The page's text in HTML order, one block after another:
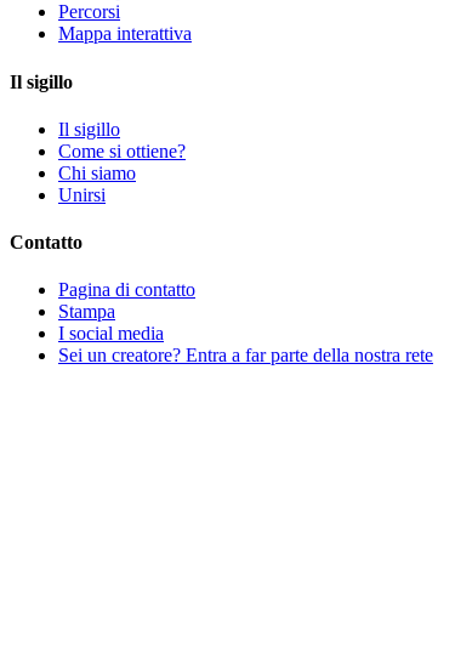
Percorsi
Mappa interattiva
Il sigillo
Il sigillo
Come si ottiene?
Chi siamo
Unirsi
Contatto
Pagina di contatto
Stampa
I social media
Sei un creatore? Entra a far parte della nostra rete